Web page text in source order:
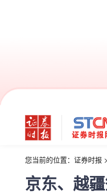
您当前的位置： 证券时报 >
京东、越